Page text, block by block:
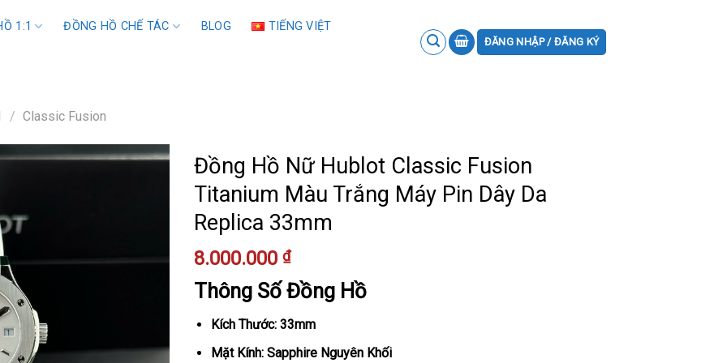
1:1 ĐỒNG HỒ CHẾ TÁC BLOG TIẾNG VIỆT
ĐĂNG NHẬP / ĐĂNG KÝ
/ Classic Fusion
Đồng Hồ Nữ Hublot Classic Fusion
Titanium Màu Trắng Máy Pin Dây Da
Replica 33mm
8.000.000 ₫
Thông Số Đồng Hồ
Kích Thước: 33mm
Mặt Kính: Sapphire Nguyên Khối